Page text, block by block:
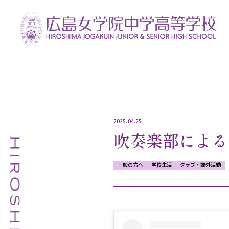
2025.04.25
吹奏楽部によ
一般の方へ 学校生活 クラブ・課外活動